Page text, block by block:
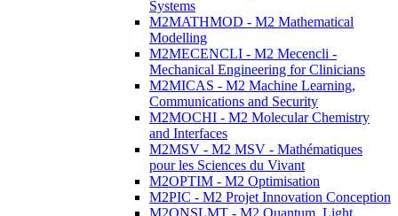
Systems
M2MATHMOD - M2 Mathematical
Modelling
M2MECENCLI - M2 Mecencli -
Mechanical Engineering for Clinicians
M2MICAS - M2 Machine Learning,
Communications and Security
M2MOCHI - M2 Molecular Chemistry
and Interfaces
M2MSV - M2 MSV - Mathématiques
pour les Sciences du Vivant
M2OPTIM - M2 Optimisation
M2PIC - M2 Projet Innovation Conception
M2QNSLMT - M2 Quantum, Light,